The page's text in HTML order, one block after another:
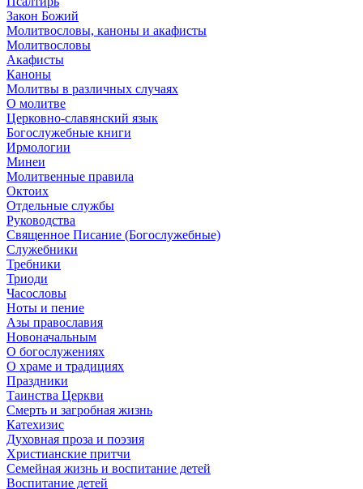
Закон Божий
Молитвословы, каноны и акафисты
Молитвословы
Акафисты
Каноны
Молитвы в различных случаях
О молитве
Церковно-славянский язык
Богослужебные книги
Ирмологии
Минеи
Молитвенные правила
Октоих
Отдельные службы
Руководства
Священное Писание (Богослужебные)
Служебники
Требники
Триоди
Часословы
Ноты и пение
Азы православия
Новоначальным
О богослужениях
О храме и традициях
Праздники
Таинства Церкви
Смерть и загробная жизнь
Катехизис
Духовная проза и поэзия
Христианские притчи
Семейная жизнь и воспитание детей
Воспитание детей